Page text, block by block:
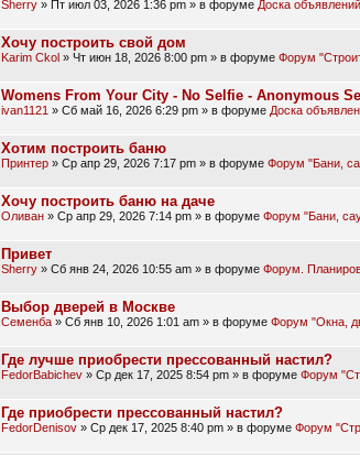
Sherry » Пт июл 03, 2026 1:36 pm » в форуме Доска объявлений
Хочу построить свой дом
Karim Ckol » Чт июн 18, 2026 8:00 pm » в форуме Форум
Womens From Your City - No Selfie - Anonymous
ivan1121 » Сб май 16, 2026 6:29 pm » в форуме Доска
Хотим построить баню
Принтер » Ср апр 29, 2026 7:17 pm » в форуме Форум "Бани,
Хочу построить баню на даче
Оливан » Ср апр 29, 2026 7:14 pm » в форуме Форум "Бани,
Привет
Sherry » Сб янв 24, 2026 10:55 am » в форуме Форум.
Выбор дверей в Москве
Семенба » Сб янв 10, 2026 1:01 am » в форуме Форум "Окна,
Где лучше приобрести прессованный настил?
FedorBabichev » Ср дек 17, 2025 8:54 pm » в форуме Форум
Где приобрести прессованный настил?
FedorDenisov » Ср дек 17, 2025 8:40 pm » в форуме Форум